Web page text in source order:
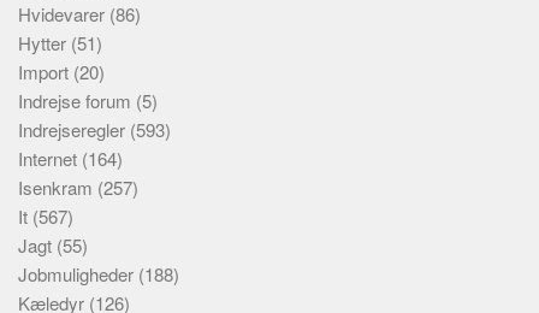
Hvidevarer (86)
Hytter (51)
Import (20)
Indrejse forum (5)
Indrejseregler (593)
Internet (164)
Isenkram (257)
It (567)
Jagt (55)
Jobmuligheder (188)
Kæledyr (126)